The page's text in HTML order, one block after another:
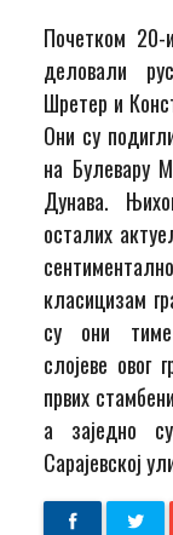
Почетком
деловали
Шретер и
Они су
на Булевару
Дунава.
осталих
класицизам
су они тиме
слојеве овог
првих
а заједно
Сарајевској